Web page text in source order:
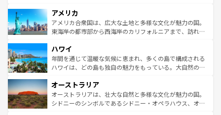
ンツ一覧を参照してほしい。
の建物がそのまま残る町や、スイスならではのユニークな
博物館もあり、アルプス観光だけでなく町歩きも満喫する
ことができる。国民の所得が高いため物価も高いが、旅行
ば市内交通費無料で観光を楽しむこともできる。 なお、新
着のスイス情報はコンテンツ一覧 を参照してほしい。
アメリカ
アメリカ合衆国は、広大な土地と多様な文化が魅力の国。
東海岸の都市部から西海岸のカリフォルニアまで、訪れる
のような巨大都市は、観光、ショッピング、エンターテイ
ンメントが詰まった刺激的なスポットだ。一方、アメリカ
西部には大自然が広がり、グランドキャニオンやイエロー
部のニューオーリンズでは、音楽と美食が融合した独特の
文化が魅力。旅行者はアメリカの各地域で異なる魅力を楽
しみながら、その多様性と豊かな歴史を感じることができ
ハワイ
年間を通じて温暖な気候に恵まれ、多くの島で構成される
ハワイは、どの島も独自の魅力をもっている。大自然の神
ワイ島は見逃せない。また、定番の観光地といえばオアフ
島だが、静かな自然を求めるならマウイ島やカウアイ島が
おすすめ。エメラルドグリーンに輝く海をはじめ、豊かな
オーストラリア
オーストラリアは、壮大な自然と多様な文化が魅力の国。
シドニーのシンボルであるシドニー・オペラハウス、オー